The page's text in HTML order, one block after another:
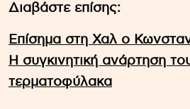
Διαβάστε επίσης:
Επίσημα στη Χαλ ο
Η συγκινητική ανάρτηση
τερματοφύλακα